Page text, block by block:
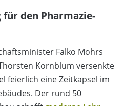
den Pharmazie-
Falko Mohrs
Kornblum versenkte
feierlich eine Zeitkapsel im
Der rund 50